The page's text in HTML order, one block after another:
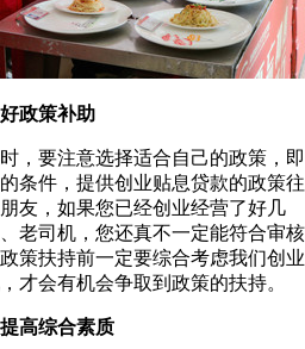
政策补助
要注意选择适合自己的政策，即
条件，提供创业贴息贷款的政策往
友，如果您已经创业经营了好几
老司机，您还真不一定能符合审核
策扶持前一定要综合考虑我们创业
才会有机会争取到政策的扶持。
高综合素质